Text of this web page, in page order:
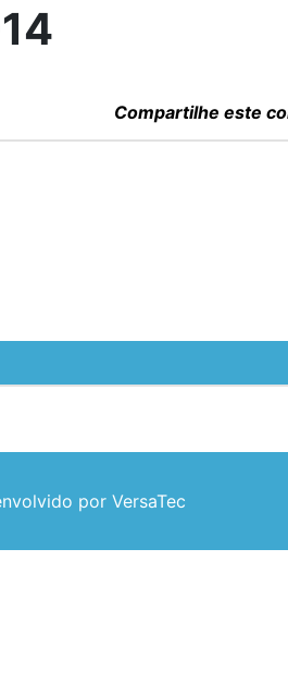
Compartilhe este
por VersaTec